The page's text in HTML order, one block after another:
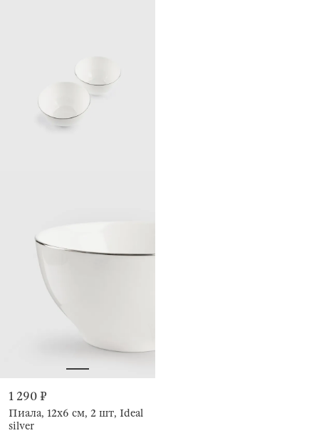
1 290 ₽
Пиала, 12х6 см, 2 шт, Ideal
silver